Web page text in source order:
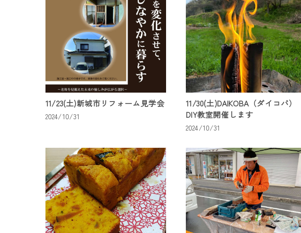
11/23(土)新城市リフォーム見学会
2024/10/31
11/30(土)DAIKOBA（ダイコバ）
DIY教室開催します
2024/10/31